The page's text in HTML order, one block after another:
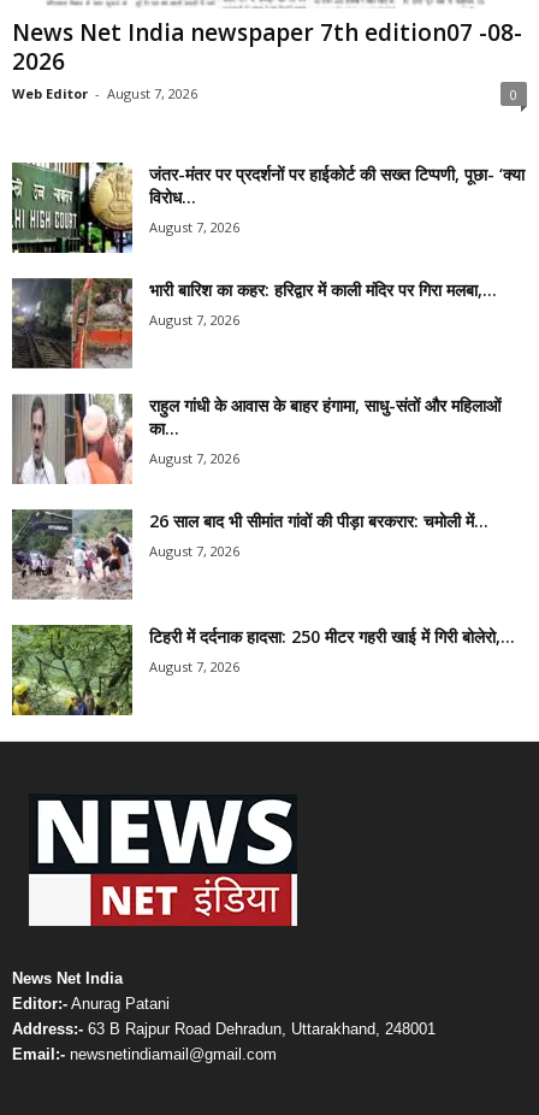
News Net India newspaper 7th edition07 -08-
2026
Web Editor - August 7, 2026 0
जंतर-मंतर पर प्रदर्शनों पर हाईकोर्ट की सख्त टिप्पणी, पूछा- ‘क्या
विरोध...
August 7, 2026
भारी बारिश का कहर: हरिद्वार में काली मंदिर पर गिरा मलबा,...
August 7, 2026
राहुल गांधी के आवास के बाहर हंगामा, साधु-संतों और महिलाओं
का...
August 7, 2026
26 साल बाद भी सीमांत गांवों की पीड़ा बरकरार: चमोली में...
August 7, 2026
टिहरी में दर्दनाक हादसा: 250 मीटर गहरी खाई में गिरी बोलेरो,...
August 7, 2026
News Net India
Editor:- Anurag Patani
Address:- 63 B Rajpur Road Dehradun, Uttarakhand, 248001
Email:- newsnetindiamail@gmail.com